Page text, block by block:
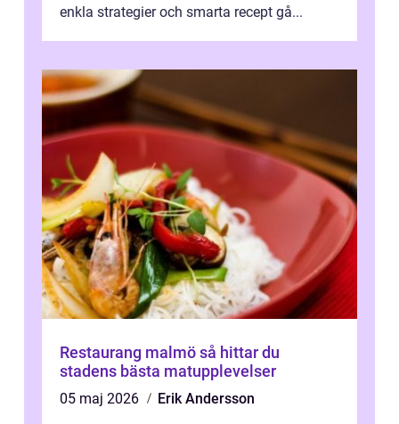
enkla strategier och smarta recept gå...
Restaurang malmö så hittar du
stadens bästa matupplevelser
05 maj 2026
Erik Andersson